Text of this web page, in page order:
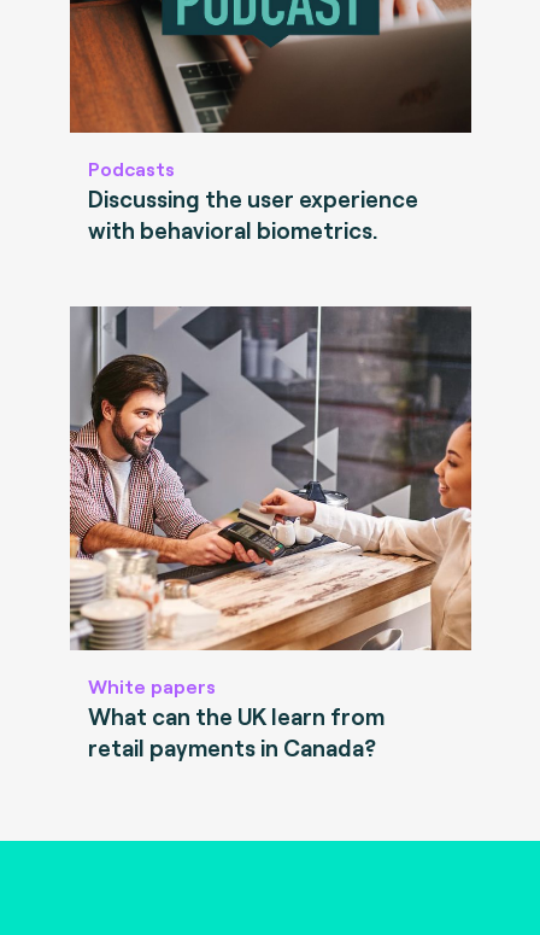
Podcasts
Discussing the user experience
with behavioral biometrics.
White papers
What can the UK learn from
retail payments in Canada?